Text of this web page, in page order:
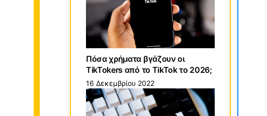
Πόσα χρήματα βγάζουν οι
TikTokers από το TikTok το 2026;
16 Δεκεμβρίου 2022